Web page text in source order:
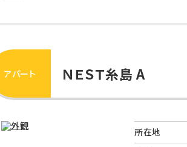
アパート ＮＥＳＴ糸島 A
所在地